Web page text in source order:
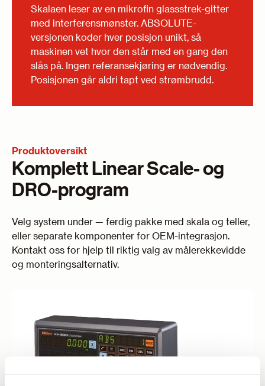
Skalaen leser av en mikrofin glass­strek-gitter
med interferens­mønster. ABSOLUTE-
versjonen koder hver posisjon unikt, så
maskinen vet hvor den står med en gang den
slås på. Ingen referanse­kjøring er nødvendig.
Posisjonen går aldri tapt ved strømbrudd.
Produktoversikt
Komplett Linear Scale- og
DRO-program
Velg system under — ferdig pakke med skala og teller,
eller separate komponenter for OEM-integrasjon.
Kontakt oss for hjelp til riktig valg av målerekkevidde
og monteringsalternativ.